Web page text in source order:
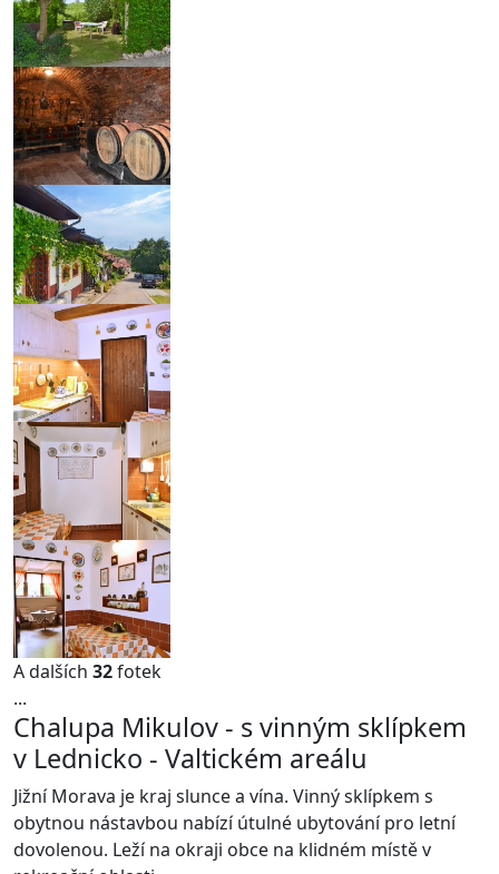
A dalších 32fotek
...
Chalupa Mikulov - s vinným sklípkem
v Lednicko - Valtickém areálu
Jižní Morava je kraj slunce a vína. Vinný sklípkem s
obytnou nástavbou nabízí útulné ubytování pro letní
dovolenou. Leží na okraji obce na klidném místě v